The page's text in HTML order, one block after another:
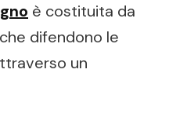
è costituita da
difendono le
un